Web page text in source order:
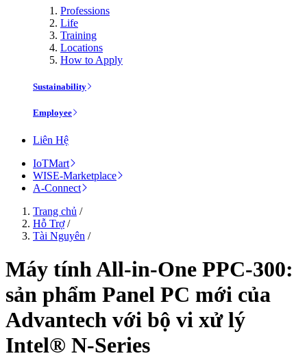
Professions
Life
Training
Locations
How to Apply
Sustainability
Employee
Liên Hệ
IoTMart
WISE-Marketplace
A-Connect
Trang chủ /
Hỗ Trợ/
Tài Nguyên /
Máy tính All-in-One PPC-300:
sản phẩm Panel PC mới của
Advantech với bộ vi xử lý
Intel® N-Series